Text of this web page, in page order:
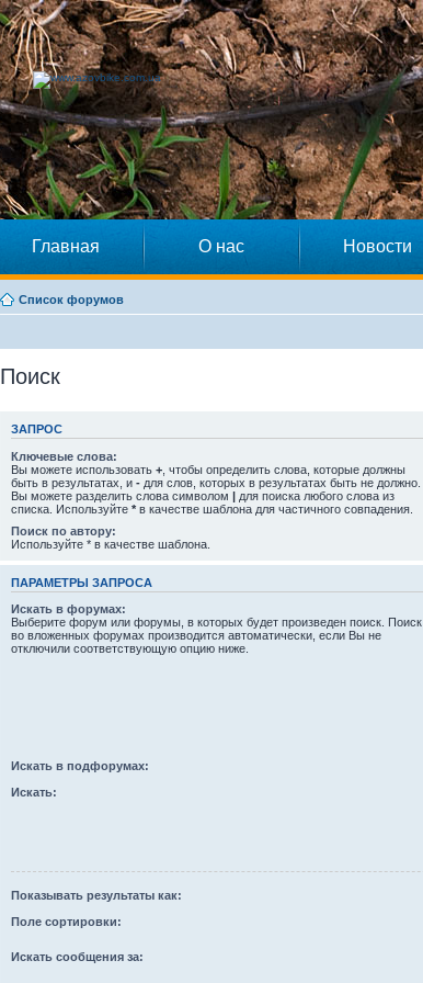
Главная О нас Новости
Список форумов
Поиск
ЗАПРОС
Ключевые слова:
Вы можете использовать + , чтобы определить слова, которые должны
быть в результатах, и - для слов, которых в результатах быть не должно.
Вы можете разделить слова символом | для поиска любого слова из
списка. Используйте * в качестве шаблона для частичного совпадения.
Поиск по автору:
Используйте * в качестве шаблона.
ПАРАМЕТРЫ ЗАПРОСА
Искать в форумах:
Выберите форум или форумы, в которых будет произведен поиск. Поиск
во вложенных форумах производится автоматически, если Вы не
отключили соответствующую опцию ниже.
Искать в подфорумах:
Искать:
Показывать результаты как:
Поле сортировки:
Искать сообщения за: